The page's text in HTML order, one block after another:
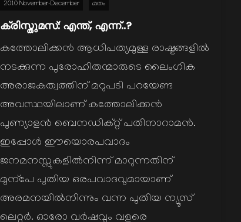
2010 November-December മതം
ക്രിസ്തുമസ്: എന്ത്, എന്ന്..?
കത്തോലിക്കന്‍ ആധിപത്യമുള്ള രാഷ്ട്രങ്ങളില്‍
നടക്കുന്ന പുരോഹിതന്മാരുടെ ലൈംഗിക
അരാജകത്വത്തിന് മറുപടി പറയേണ്ട
അവസ്ഥയിലാണ് കത്തോലിക്കന്‍
പുണ്യാളന്‍ ബെനഡിക്റ്റ് പതിനാറാമന്‍.
ഇപ്പോള്‍ ഈയൊരപവാദം
ജനമനസ്സുകളില്‍നിന്ന് മാറുന്നതിന്
മുന്പേ പുതിയ ഒരപവാദവുമായാണ്
അരമനയില്‍നിന്നും വന്ന പുതിയ ന്യൂസ്
ലെറ്റര്‍. ഓരോ വര്‍ഷവും വളരെ